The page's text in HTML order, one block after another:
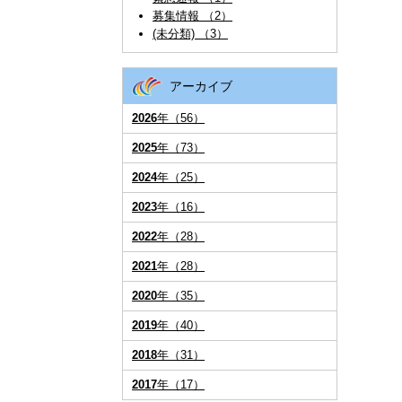
募集情報 （2）
(未分類) （3）
アーカイブ
2026年（56）
2025年（73）
2024年（25）
2023年（16）
2022年（28）
2021年（28）
2020年（35）
2019年（40）
2018年（31）
2017年（17）